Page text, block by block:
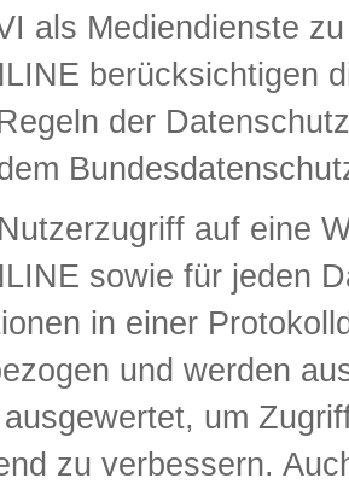
als Mediendienste
berücksichtigen
der
auf eine
sowie für jeden
in einer
und werden
um
zu verbessern.